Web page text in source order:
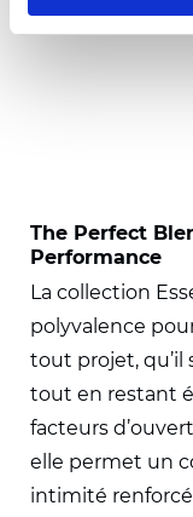
The Perfect
Performance
La collection
polyvalence
tout projet, qu’il
tout en restant
facteurs
elle permet un
intimité